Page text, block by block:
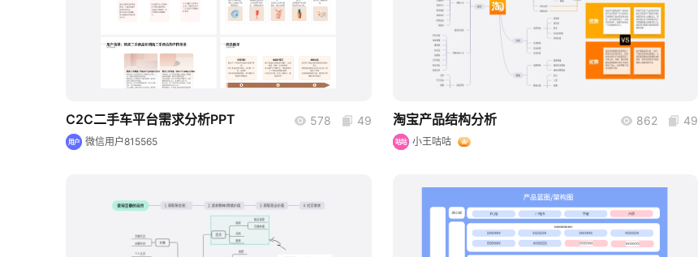
C2C二手车平台需求分析PPT 578 49
用户 微信用户815565
淘宝产品结构分析 862 49
咕咕 小王咕咕